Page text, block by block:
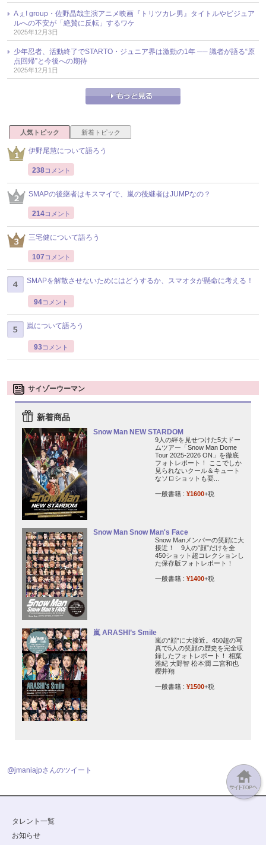
Aぇ! group・佐野晶哉主演アニメ映画『トリツカレ男』タイトルやビジュア
ルへの不安が「絶賛に反転」するワケ
2025年12月3日
少年忍者、活動終了でSTARTO・ジュニア界は激動の1年 ── 識者が語る“原
点回帰”と今後への期待
2025年12月1日
人気トピック 新着トピック
伊野尾慧について語ろう
238コメント
SMAPの後継者はキスマイで、嵐の後継者はJUMPなの？
214コメント
三宅健について語ろう
107 コメント
SMAPを解散させないためにはどうするか、スマオタが懸命に考える！
94コメント
嵐について語ろう
93コメント
サイゾーウーマン
新着商品
Snow Man NEW STARDOM
9人の絆を見せつけた5大ドー
ムツアー「Snow Man Dome
Tour 2025-2026 ON」を徹底
フォトレポート！ ここでしか
見られないクール＆キュート
なソロショットも要...
一般書籍 : ¥1600+税
Snow Man Snow Man's Face
Snow Manメンバーの笑顔に大
接近！ 9人の“顔”だけを全
450ショット超コレクションし
た保存版フォトレポート！
一般書籍 : ¥1400+税
嵐 ARASHI’s Smile
嵐の“顔”に大接近。450超の写
真で5人の笑顔の歴史を完全収
録したフォトレポート！ 相葉
雅紀 大野智 松本潤 二宮和也
櫻井翔
一般書籍 : ¥1500+税
@jmaniajpさんのツイート
タレント一覧
お知らせ